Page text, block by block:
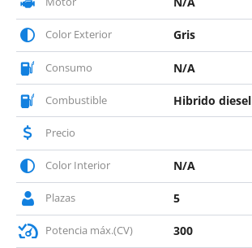
Color Exterior Gris
Consumo N/A
Combustible Hibrido diesel
Precio
Color Interior N/A
Plazas 5
Potencia máx.(CV) 300